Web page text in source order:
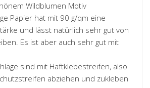
Wildblumen Motiv
Papier hat mit 90 g/qm eine
und lässt natürlich sehr gut von
Es ist aber auch sehr gut mit
sind mit Haftklebestreifen, also
abziehen und zukleben